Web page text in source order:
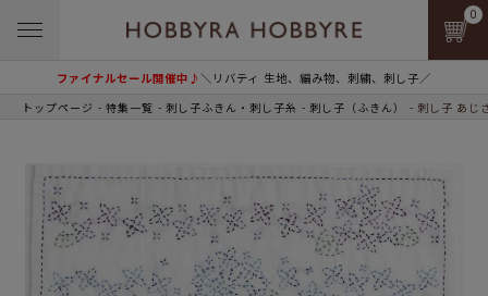
ファイナルセール開催中♪＼リバティ 生地、編み物、刺繍、刺し子／
0
トップページ 特集一覧 刺し子ふきん・刺し子糸 刺し子（ふきん） 刺し子 あじ